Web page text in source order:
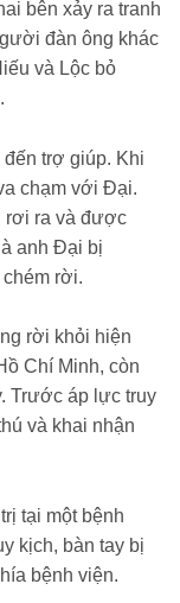
bên xảy ra tranh
đàn ông khác
và Lộc bỏ
trợ giúp. Khi
chạm với Đại.
rơi ra và được
anh Đại bị
rời.
rời khỏi hiện
Chí Minh, còn
Trước áp lực truy
và khai nhận
tại một bệnh
kịch, bàn tay bị
bệnh viện.